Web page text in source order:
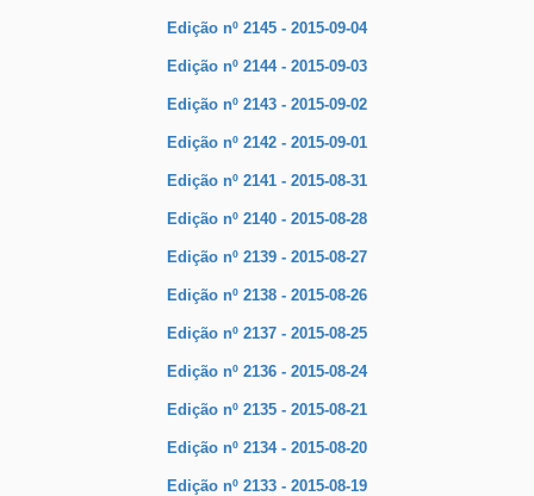
Edição nº 2145 - 2015-09-04
Edição nº 2144 - 2015-09-03
Edição nº 2143 - 2015-09-02
Edição nº 2142 - 2015-09-01
Edição nº 2141 - 2015-08-31
Edição nº 2140 - 2015-08-28
Edição nº 2139 - 2015-08-27
Edição nº 2138 - 2015-08-26
Edição nº 2137 - 2015-08-25
Edição nº 2136 - 2015-08-24
Edição nº 2135 - 2015-08-21
Edição nº 2134 - 2015-08-20
Edição nº 2133 - 2015-08-19